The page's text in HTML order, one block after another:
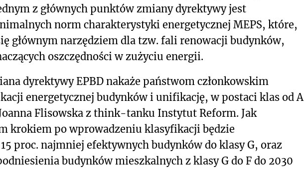
z głównych punktów zmiany dyrektywy jest
norm charakterystyki energetycznej MEPS, które,
głównym narzędziem dla tzw. fali renowacji budynków,
oszczędności w zużyciu energii.
dyrektywy EPBD nakaże państwom członkowskim
energetycznej budynków i unifikację, w postaci klas od A
Flisowska z think-tanku Instytut Reform. Jak
krokiem po wprowadzeniu klasyfikacji będzie
proc. najmniej efektywnych budynków do klasy G, oraz
budynków mieszkalnych z klasy G do F do 2030